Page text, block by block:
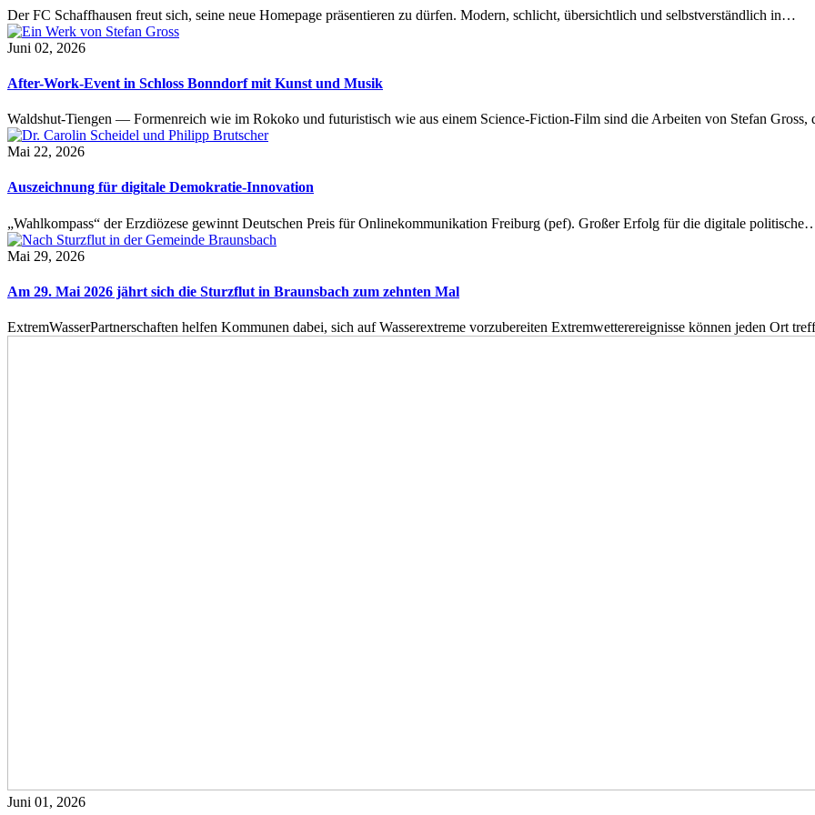
Der FC Schaffhausen freut sich, seine neue Homepage präsentieren zu dürfen. Modern, schlicht, übersichtlich und selbstverständlich in…
Juni 02, 2026
After-Work-Event in Schloss Bonndorf mit Kunst und Musik
Waldshut-Tiengen — Formenreich wie im Rokoko und futuristisch wie aus einem Science-Fiction-Film sind die Arbeiten von Stefan
Mai 22, 2026
Auszeichnung für digitale Demokratie-Innovation
„Wahlkompass“ der Erzdiözese gewinnt Deutschen Preis für Onlinekommunikation Freiburg (pef). Großer Erfolg für die digitale
Mai 29, 2026
Am 29. Mai 2026 jährt sich die Sturzflut in Braunsbach zum zehnten Mal
ExtremWasserPartnerschaften helfen Kommunen dabei, sich auf Wasserextreme vorzubereiten Extremwetterereignisse können jeden Ort
Juni 01, 2026